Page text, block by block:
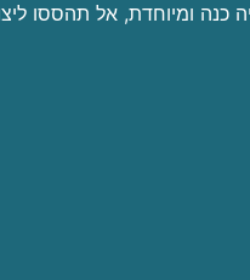
כנה ומיוחדת, אל תהססו